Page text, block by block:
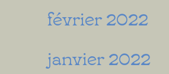
février 2022
janvier 2022